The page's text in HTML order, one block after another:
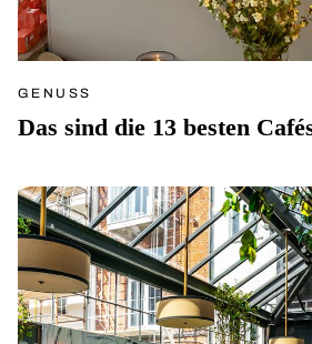
GENUSS
Das sind die 13 besten